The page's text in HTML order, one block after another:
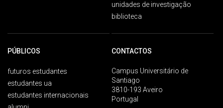
unidades de investigação
biblioteca
PÚBLICOS
futuros estudantes
estudantes ua
estudantes internacionais
CONTACTOS
Campus Universitário de
Santiago
3810-193 Aveiro
Portugal